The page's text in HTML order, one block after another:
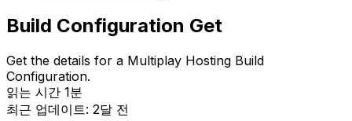
Build Configuration Get
Get the details for a Multiplay Hosting Build
Configuration.
읽는 시간 1분
최근 업데이트: 2달 전